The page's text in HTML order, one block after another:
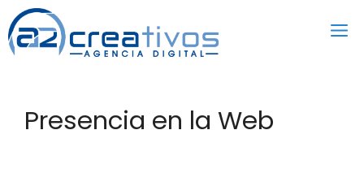
Saltar
al
contenido
Presencia en la Web